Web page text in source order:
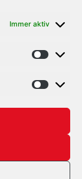
Immer aktiv